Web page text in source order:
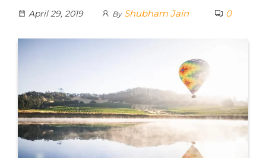
April 29, 2019
By Shubham Jain 0